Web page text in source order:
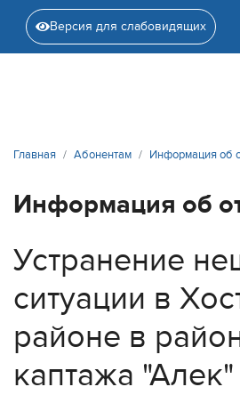
Версия для слабовидящих
Главная Абонентам Информация об
Информация об
Устранение
ситуации в
районе в
каптажа "Алек"